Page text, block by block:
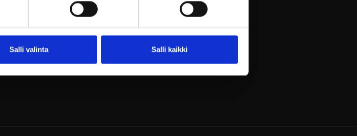
Salli valinta Salli kaikki
ennakkoilmoituksesta.